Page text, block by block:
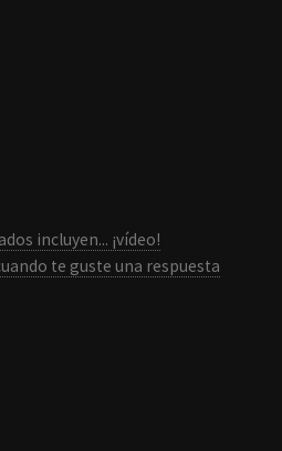
incluyen... ¡vídeo!
te guste una respuesta